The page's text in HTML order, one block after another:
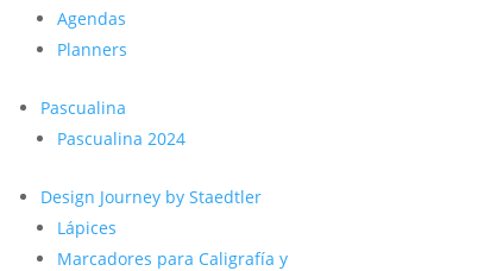
Agendas
Planners
Pascualina
Pascualina 2024
Design Journey by Staedtler
Lápices
Marcadores para Caligrafía y